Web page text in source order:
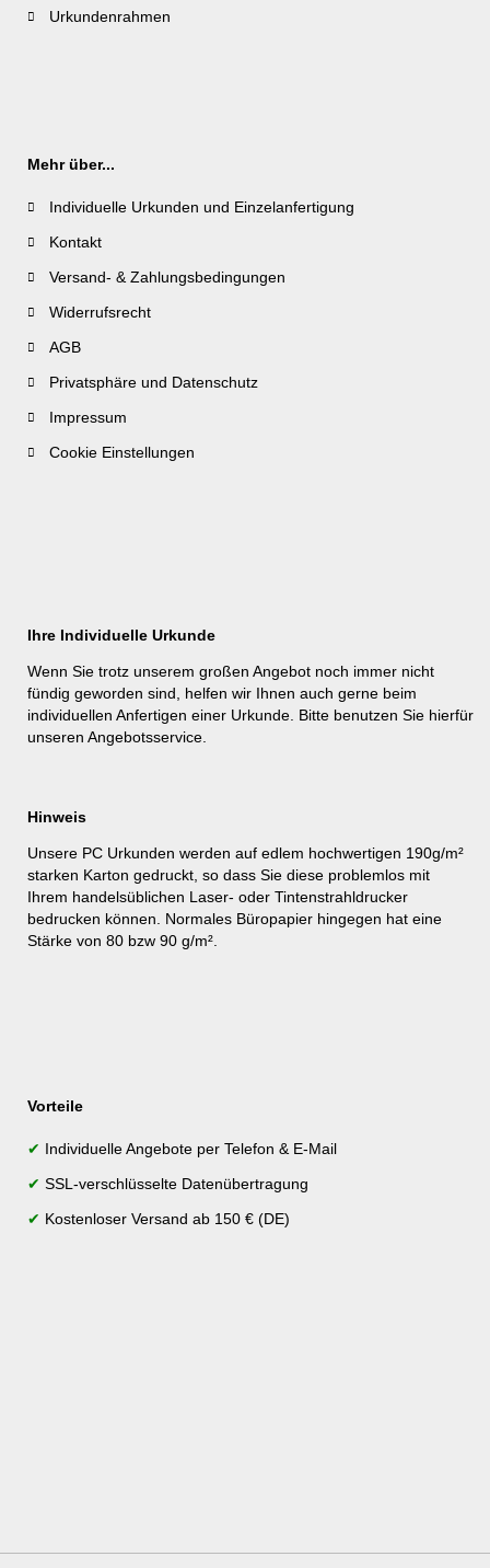
Urkundenrahmen
Mehr über...
Individuelle Urkunden und Einzelanfertigung
Kontakt
Versand- & Zahlungsbedingungen
Widerrufsrecht
AGB
Privatsphäre und Datenschutz
Impressum
Cookie Einstellungen
Ihre Individuelle Urkunde
Wenn Sie trotz unserem großen Angebot noch immer nicht
fündig geworden sind, helfen wir Ihnen auch gerne beim
individuellen Anfertigen einer Urkunde. Bitte benutzen Sie hierfür
unseren Angebotsservice
Hinweis
Unsere PC Urkunden werden auf edlem hochwertigen 190g/m²
starken Karton gedruckt, so dass Sie diese problemlos mit
Ihrem handelsüblichen Laser- oder Tintenstrahldrucker
bedrucken können. Normales Büropapier hingegen hat eine
Stärke von 80 bzw 90 g/m².
Vorteile
✔ Individuelle Angebote per Telefon & E-Mail
✔ SSL-verschlüsselte Datenübertragung
✔ Kostenloser Versand ab 150 € (DE)